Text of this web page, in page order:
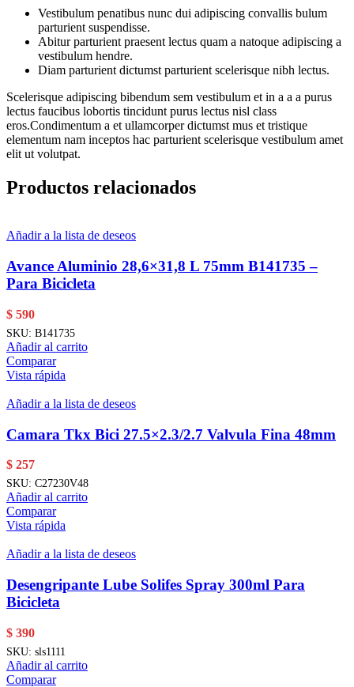
Vestibulum penatibus nunc dui adipiscing convallis bulum
parturient suspendisse.
Abitur parturient praesent lectus quam a natoque adipiscing a
vestibulum hendre.
Diam parturient dictumst parturient scelerisque nibh lectus.
Scelerisque adipiscing bibendum sem vestibulum et in a a a purus
lectus faucibus lobortis tincidunt purus lectus nisl class
eros.Condimentum a et ullamcorper dictumst mus et tristique
elementum nam inceptos hac parturient scelerisque vestibulum amet
elit ut volutpat.
Productos relacionados
Añadir a la lista de deseos
Avance Aluminio 28,6×31,8 L 75mm B141735 –
Para Bicicleta
$ 590
SKU: B141735
Añadir al carrito
Comparar
Vista rápida
Añadir a la lista de deseos
Camara Tkx Bici 27.5×2.3/2.7 Valvula Fina 48mm
$ 257
SKU: C27230V48
Añadir al carrito
Comparar
Vista rápida
Añadir a la lista de deseos
Desengripante Lube Solifes Spray 300ml Para
Bicicleta
$ 390
SKU: sls1111
Añadir al carrito
Comparar